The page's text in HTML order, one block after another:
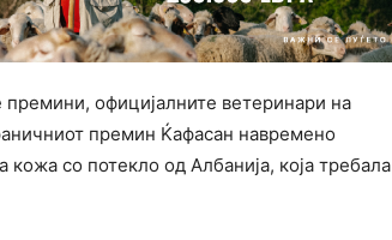
официјалните ветеринари на
премин Ќафасан навремено
кожа со потекло од Албанија, која требала